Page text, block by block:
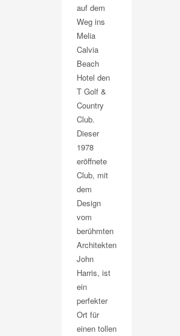
auf dem
Weg ins
Melia
Calvia
Beach
Hotel den
T Golf &
Country
Club.
Dieser
1978
eröffnete
Club, mit
dem
Design
vom
berühmten
Architekten
John
Harris, ist
ein
perfekter
Ort für
einen tollen